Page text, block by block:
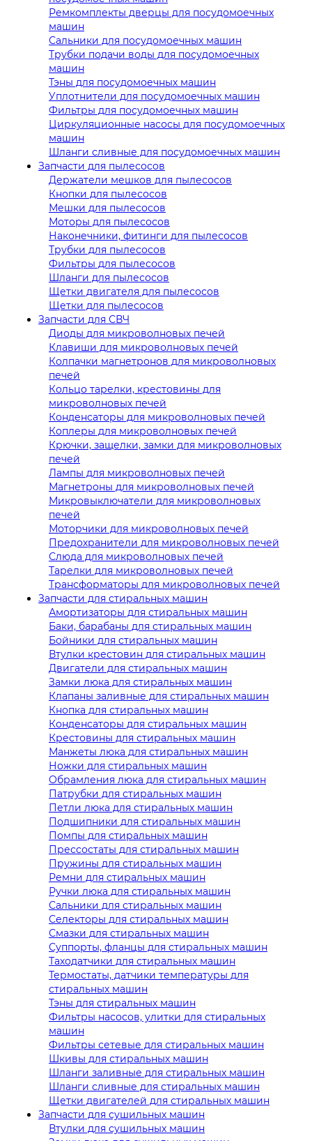
Ремкомплекты дверцы для посудомоечных
машин
Сальники для посудомоечных машин
Трубки подачи воды для посудомоечных
машин
Тэны для посудомоечных машин
Уплотнители для посудомоечных машин
Фильтры для посудомоечных машин
Циркуляционные насосы для посудомоечных
машин
Шланги сливные для посудомоечных машин
Запчасти для пылесосов
Держатели мешков для пылесосов
Кнопки для пылесосов
Мешки для пылесосов
Моторы для пылесосов
Наконечники, фитинги для пылесосов
Трубки для пылесосов
Фильтры для пылесосов
Шланги для пылесосов
Щетки двигателя для пылесосов
Щетки для пылесосов
Запчасти для СВЧ
Диоды для микроволновых печей
Клавиши для микроволновых печей
Колпачки магнетронов для микроволновых
печей
Кольцо тарелки, крестовины для
микроволновых печей
Конденсаторы для микроволновых печей
Коплеры для микроволновых печей
Крючки, защелки, замки для микроволновых
печей
Лампы для микроволновых печей
Магнетроны для микроволновых печей
Микровыключатели для микроволновых
печей
Моторчики для микроволновых печей
Предохранители для микроволновых печей
Слюда для микроволновых печей
Тарелки для микроволновых печей
Трансформаторы для микроволновых печей
Запчасти для стиральных машин
Амортизаторы для стиральных машин
Баки, барабаны для стиральных машин
Бойники для стиральных машин
Втулки крестовин для стиральных машин
Двигатели для стиральных машин
Замки люка для стиральных машин
Клапаны заливные для стиральных машин
Кнопка для стиральных машин
Конденсаторы для стиральных машин
Крестовины для стиральных машин
Манжеты люка для стиральных машин
Ножки для стиральных машин
Обрамления люка для стиральных машин
Патрубки для стиральных машин
Петли люка для стиральных машин
Подшипники для стиральных машин
Помпы для стиральных машин
Прессостаты для стиральных машин
Пружины для стиральных машин
Ремни для стиральных машин
Ручки люка для стиральных машин
Сальники для стиральных машин
Селекторы для стиральных машин
Смазки для стиральных машин
Суппорты, фланцы для стиральных машин
Таходатчики для стиральных машин
Термостаты, датчики температуры для
стиральных машин
Тэны для стиральных машин
Фильтры насосов, улитки для стиральных
машин
Фильтры сетевые для стиральных машин
Шкивы для стиральных машин
Шланги заливные для стиральных машин
Шланги сливные для стиральных машин
Щетки двигателей для стиральных машин
Запчасти для сушильных машин
Втулки для сушильных машин